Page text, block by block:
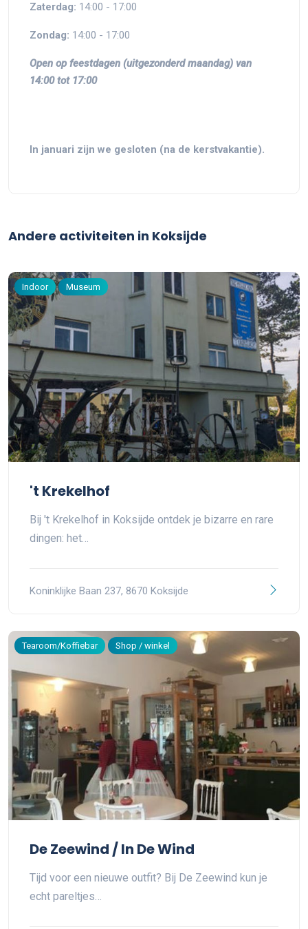
Zaterdag: 14:00 - 17:00
Zondag: 14:00 - 17:00
Open op feestdagen (uitgezonderd maandag) van
14:00 tot 17:00
In januari zijn we gesloten (na de kerstvakantie).
Andere activiteiten in Koksijde
Indoor Museum
't Krekelhof
Bij 't Krekelhof in Koksijde ontdek je bizarre en rare
dingen: het…
Koninklijke Baan 237, 8670 Koksijde
Tearoom/Koffiebar Shop / winkel
De Zeewind / In De Wind
Tijd voor een nieuwe outfit? Bij De Zeewind kun je
echt pareltjes…